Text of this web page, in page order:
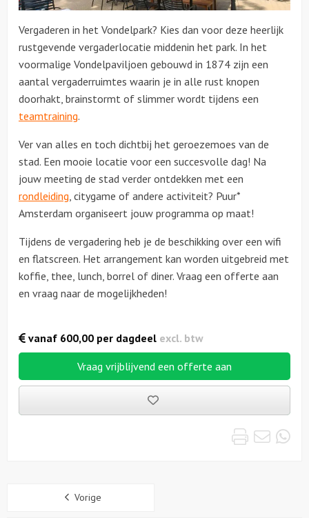
Over ons
Vergaderen in het Vondelpark? Kies dan voor deze heerlijk
rustgevende vergaderlocatie middenin het park. In het
voormalige Vondelpaviljoen gebouwd in 1874 zijn een
aantal vergaderruimtes waarin je in alle rust knopen
doorhakt, brainstormt of slimmer wordt tijdens een
teamtraining.
Ver van alles en toch dichtbij het geroezemoes van de
stad. Een mooie locatie voor een succesvolle dag! Na
jouw meeting de stad verder ontdekken met een
rondleiding , citygame of andere activiteit? Puur*
Amsterdam organiseert jouw programma op maat!
Tijdens de vergadering heb je de beschikking over een wifi
en flatscreen. Het arrangement kan worden uitgebreid met
koffie, thee, lunch, borrel of diner. Vraag een offerte aan
en vraag naar de mogelijkheden!
Vraag vrijblijvend een offerte aan
uitjes
vanaf 600,00 per dagdeel excl. btw
Print
Vorige